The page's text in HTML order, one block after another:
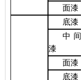
面漆
底漆
中间
漆
面漆
底漆